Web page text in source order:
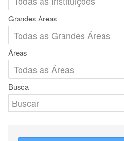
Grandes Áreas
Áreas
Busca